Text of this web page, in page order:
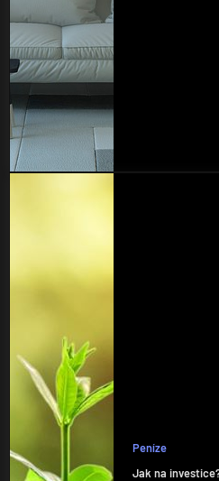
Peníze
Jak na